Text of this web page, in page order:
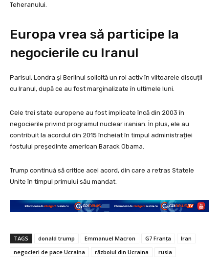
Teheranului.
Europa vrea să participe la
negocierile cu Iranul
Parisul, Londra și Berlinul solicită un rol activ în viitoarele discuții
cu Iranul, după ce au fost marginalizate în ultimele luni.
Cele trei state europene au fost implicate încă din 2003 în
negocierile privind programul nuclear iranian. În plus, ele au
contribuit la acordul din 2015 încheiat în timpul administrației
fostului președinte american Barack Obama.
Trump continuă să critice acel acord, din care a retras Statele
Unite în timpul primului său mandat.
TAGS donald trump Emmanuel Macron G7 Franța
Iran
negocieri de pace Ucraina
războiul din Ucraina
rusia